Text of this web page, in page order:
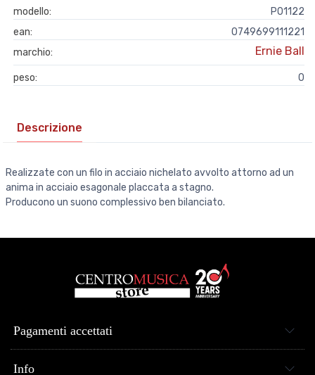
modello:
P01122
ean:
0749699111221
marchio:
Ernie Ball
peso: 0
Descrizione
Realizzate con un filo in acciaio nichelato avvolto attorno ad un
anima in acciaio esagonale placcata a stagno.
Producono un suono complessivo ben bilanciato.
Pagamenti accettati
Info